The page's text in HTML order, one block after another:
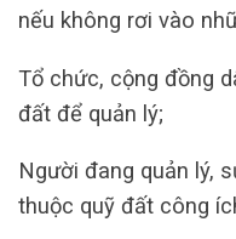
nếu không rơi vào
Tổ chức, cộng đồng
đất để quản lý;
Người đang quản lý,
thuộc quỹ đất công